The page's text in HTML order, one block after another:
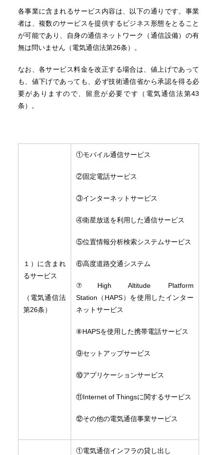
各事業に含まれるサービス内容は、以下の通りです。事業
者は、複数のサービスを提供するビジネス形態をとること
が可能であり、自身の通信ネットワーク（通信設備）の有
無は問いません（電気通信法第26条）。
なお、各サービス料金を改正する場合は、値上げであって
も、値下げであっても、必ず技術通信省から承認を得る必
要がありますので、留意が必要です（電気通信法第43
条）。
１）に含まれ
るサービス
（電気通信法
第26条）
①モバイル通信サービス
②固定電話サービス
③インターネットサービス
④衛星放送を利用した通信サービス
⑤位置情報分析検索システムサービス
⑥高度道路交通システム
⑦High Altitude Platform
Station（HAPS）を使用したインター
ネットサービス
⑧HAPSを使用した携帯電話サービス
⑨セットアップサービス
⑩アプリケーションサービス
⑪Internet of Thingsに関するサービス
⑫その他の電気通信事業サービス
①電気通信インフラの貸し出し